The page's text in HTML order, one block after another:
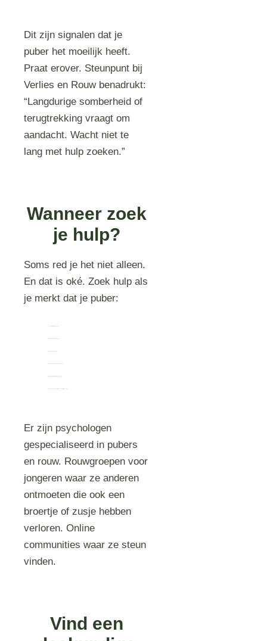
Dit zijn signalen dat je
puber het moeilijk heeft.
Praat erover. Steunpunt bij
Verlies en Rouw benadrukt:
“Langdurige somberheid of
terugtrekking vraagt om
aandacht. Wacht niet te
lang met hulp zoeken.”
Wanneer zoek
je hulp?
Soms red je het niet alleen.
En dat is oké. Zoek hulp als
je merkt dat je puber:
Er zijn psychologen
gespecialiseerd in pubers
en rouw. Rouwgroepen voor
jongeren waar ze anderen
ontmoeten die ook een
broertje of zusje hebben
verloren. Online
communities waar ze steun
vinden.
Vind een